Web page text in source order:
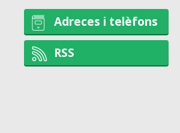
Adreces i telèfons
RSS